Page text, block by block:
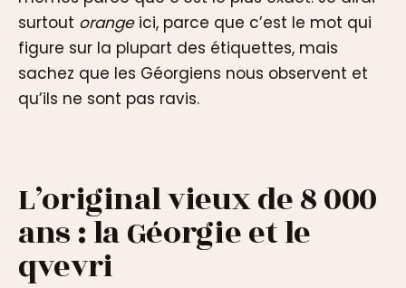
surtout orangeici, parce que c’est le mot qui
figure sur la plupart des étiquettes, mais
sachez que les Géorgiens nous observent et
qu’ils ne sont pas ravis.
L’original vieux de 8 000
ans : la Géorgie et le
qvevri